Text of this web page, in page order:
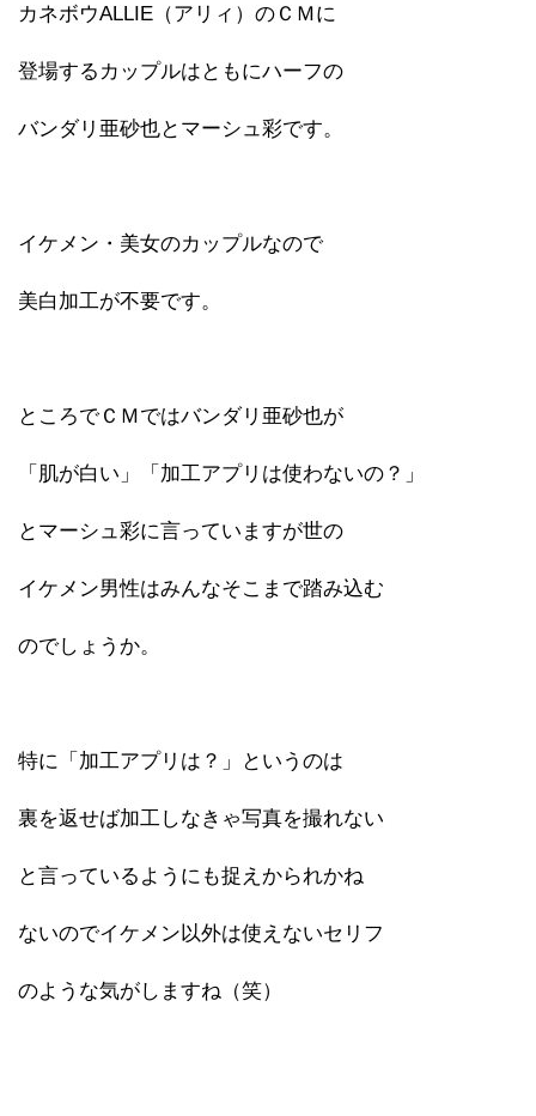
カネボウALLIE（アリィ）のＣＭに
登場するカップルはともにハーフの
バンダリ亜砂也とマーシュ彩です。
イケメン・美女のカップルなので
美白加工が不要です。
ところでＣＭではバンダリ亜砂也が
「肌が白い」「加工アプリは使わないの？」
とマーシュ彩に言っていますが世の
イケメン男性はみんなそこまで踏み込む
のでしょうか。
特に「加工アプリは？」というのは
裏を返せば加工しなきゃ写真を撮れない
と言っているようにも捉えかられかね
ないのでイケメン以外は使えないセリフ
のような気がしますね（笑）